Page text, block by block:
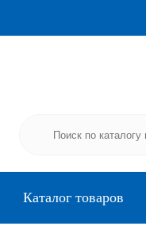
Каталог товаров